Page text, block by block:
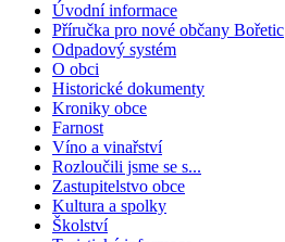
Úvodní informace
Příručka pro nové občany Bořetic
Odpadový systém
O obci
Historické dokumenty
Kroniky obce
Farnost
Víno a vinařství
Rozloučili jsme se s...
Zastupitelstvo obce
Kultura a spolky
Školství